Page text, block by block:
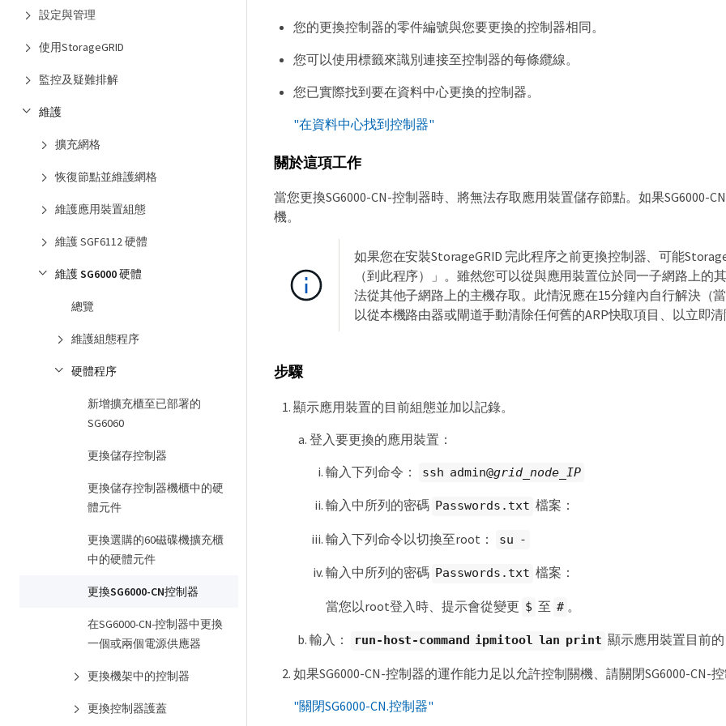
設定與管理
使用StorageGRID
監控及疑難排解
維護
擴充網格
恢復節點並維護網格
維護應用裝置組態
維護 SGF6112 硬體
維護 SG6000 硬體
總覽
維護組態程序
硬體程序
新增擴充櫃至已部署的
SG6060
更換儲存控制器
更換儲存控制器機櫃中的硬
體元件
更換選購的60磁碟機擴充櫃
中的硬體元件
更換SG6000-CN控制器
在SG6000-CN-控制器中更換
一個或兩個電源供應器
更換機架中的控制器
更換控制器護蓋
您的更換控制器的零件編號與您要更換的控制器相同。
您可以使用標籤來識別連接至控制器的每條纜線。
您已實際找到要在資料中心更換的控制器。
"在資料中心找到控制器"
關於這項工作
當您更換SG6000-CN-控制器時、將無法存取應用裝置儲存節點。如果SG6000-
機。
如果您在安裝StorageGRID 完此程序之前更換控制器、可能
（到此程序）」。雖然您可以從與應用裝置位於同一子網路上的
法從其他子網路上的主機存取。此情況應在15分鐘內自行解決（
以從本機路由器或閘道手動清除任何舊的ARP快取項目、以立即清
步驟
顯示應用裝置的目前組態並加以記錄。
登入要更換的應用裝置：
輸入下列命令：
ssh admin@grid_node_IP
輸入中所列的密碼 Passwords.txt 檔案：
輸入下列命令以切換至root： su -
輸入中所列的密碼 Passwords.txt 檔案：
當您以root登入時、提示會從變更 $ 至 # 。
輸入： run-host-command ipmitool lan print 顯示應用裝置目前的
如果SG6000-CN-控制器的運作能力足以允許控制關機、請關閉SG6000-CN-控
"關閉SG6000-CN.控制器"